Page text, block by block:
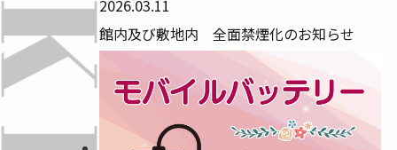
2026.03.11
館内及び敷地内 全面禁煙化のお知らせ